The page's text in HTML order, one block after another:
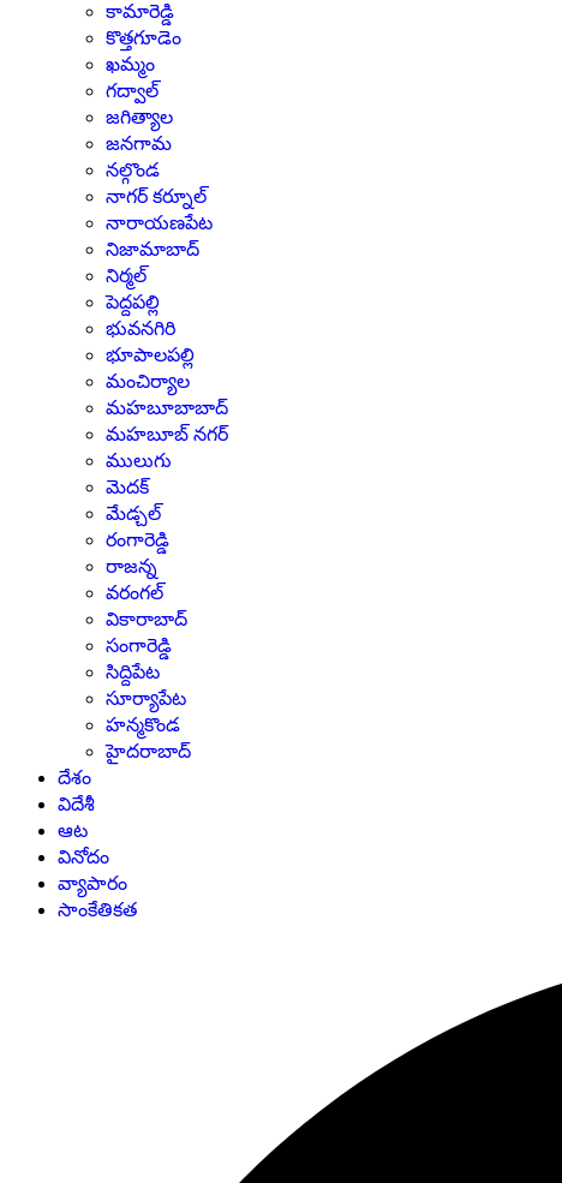
కామారెడ్డి
కొత్తగూడెం
ఖమ్మం
గద్వాల్
జగిత్యాల
జనగామ
నల్గొండ
నాగర్ కర్నూల్
నారాయణపేట
నిజామాబాద్
నిర్మల్
పెద్దపల్లి
భువనగిరి
భూపాలపల్లి
మంచిర్యాల
మహబూబాబాద్
మహబూబ్ నగర్
ములుగు
మెదక్
మేడ్చల్
రంగారెడ్డి
రాజన్న
వరంగల్
వికారాబాద్
సంగారెడ్డి
సిద్దిపేట
సూర్యాపేట
హన్మకొండ
హైదరాబాద్
దేశం
విదేశీ
ఆట
వినోదం
వ్యాపారం
సాంకేతికత